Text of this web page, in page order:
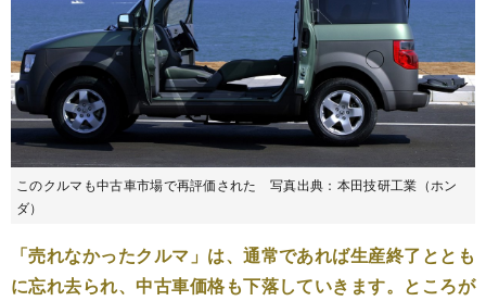
このクルマも中古車市場で再評価された 写真出典：本田技研工業（ホン
ダ）
「売れなかったクルマ」は、通常であれば生産終了ととも
に忘れ去られ、中古車価格も下落していきます。ところが